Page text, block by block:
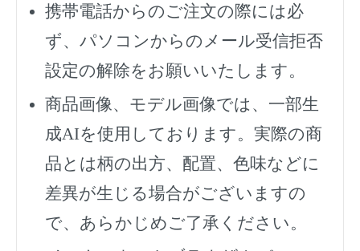
携帯電話からのご注文の際には必
ず、 パソコンからのメール受信拒否
設定の解除をお願いいたします。
商品画像、モデル画像では、一部生
成AIを使用しております。実際の商
品とは柄の出方、配置、色味などに
差異が生じる場合がございますの
で、あらかじめご了承ください。